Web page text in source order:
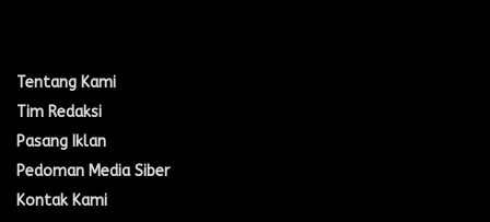
Tentang Kami
Tim Redaksi
Pasang Iklan
Pedoman Media Siber
Kontak Kami